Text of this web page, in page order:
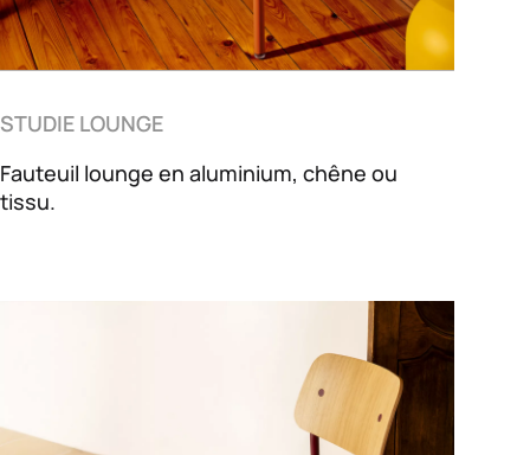
STUDIE LOUNGE
Fauteuil lounge en aluminium, chêne ou
tissu.